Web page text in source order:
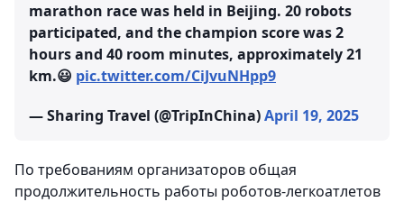
marathon race was held in Beijing. 20 robots
participated, and the champion score was 2
hours and 40 room minutes, approximately 21
km.😃 pic.twitter.com/CiJvuNHpp9
— Sharing Travel (@TripInChina)April 19, 2025
По требованиям организаторов общая
продолжительность работы роботов-легкоатлетов